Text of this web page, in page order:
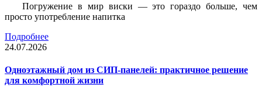
Погружение в мир виски — это гораздо больше, чем
просто употребление напитка
Подробнее
24.07.2026
Одноэтажный дом из СИП-панелей: практичное решение
для комфортной жизни